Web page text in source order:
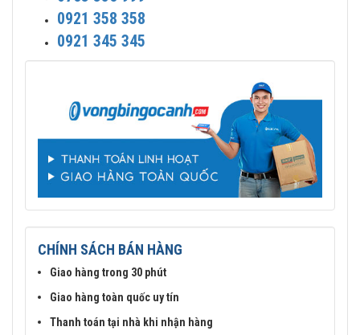
0921 358 358
0921 345 345
CHÍNH SÁCH BÁN HÀNG
Giao hàng trong 30 phút
Giao hàng toàn quốc uy tín
Thanh toán tại nhà khi nhận hàng